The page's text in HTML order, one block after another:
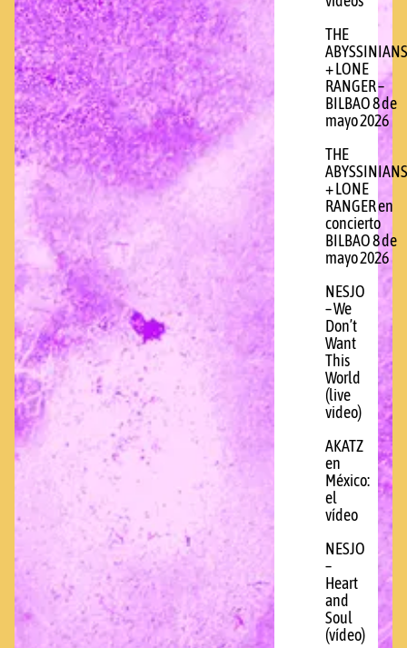
THE
ABYSSINIANS
+ LONE
RANGER –
BILBAO 8 de
mayo 2026
THE
ABYSSINIANS
+ LONE
RANGER en
concierto
BILBAO 8 de
mayo 2026
NESJO
– We
Don’t
Want
This
World
(live
video)
AKATZ
en
México:
el
vídeo
NESJO
–
Heart
and
Soul
(vídeo)